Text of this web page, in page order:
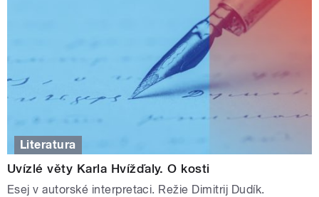
Literatura
Uvízlé věty Karla Hvížďaly. O kosti
Esej v autorské interpretaci. Režie Dimitrij Dudík.